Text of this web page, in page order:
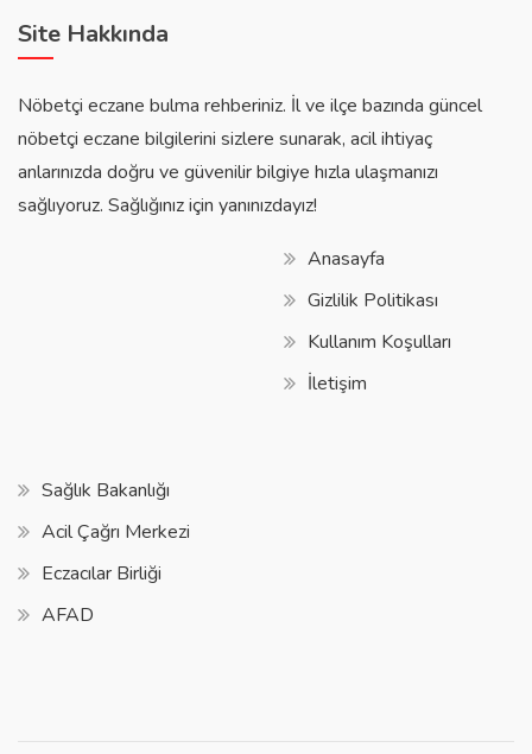
Site Hakkında
Nöbetçi eczane bulma rehberiniz. İl ve ilçe bazında güncel
nöbetçi eczane bilgilerini sizlere sunarak, acil ihtiyaç
anlarınızda doğru ve güvenilir bilgiye hızla ulaşmanızı
sağlıyoruz. Sağlığınız için yanınızdayız!
Anasayfa
Gizlilik Politikası
Kullanım Koşulları
İletişim
Sağlık Bakanlığı
Acil Çağrı Merkezi
Eczacılar Birliği
AFAD